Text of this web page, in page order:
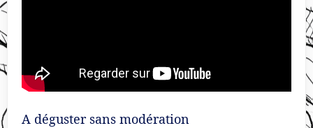
A déguster sans modération